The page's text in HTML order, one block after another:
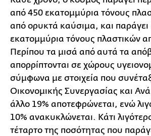
από 450 εκατομμύρια τόνους
από ορυκτά καύσιμα, και παράγει
εκατομμύρια τόνους πλαστικών
Περίπου τα μισά από αυτά τα
απορρίπτονται σε χώρους
σύμφωνα με στοιχεία που
Οικονομικής Συνεργασίας και
άλλο 19% αποτεφρώνεται, ενώ
10% ανακυκλώνεται. Κάτι
τέταρτο της ποσότητας που